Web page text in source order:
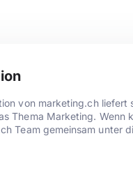
von marketing.ch
Thema Marketing. Wenn
Team gemeinsam unter